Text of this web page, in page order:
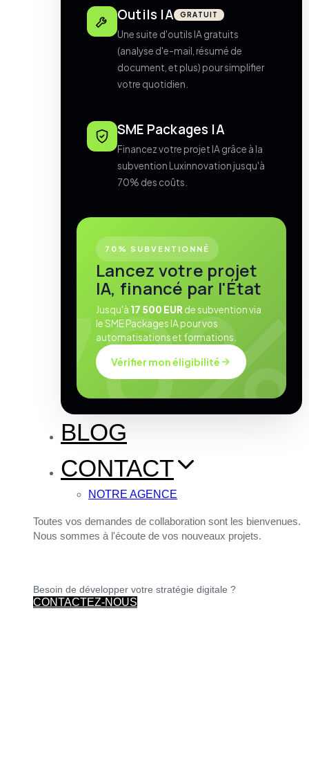
Outils IA GRATUIT
Une suite d'outils IA gratuits
(analyse d'e-mail, résumé de
document, et plus) pour simplifier
votre quotidien.
SME Packages IA
Financez votre projet IA grâce à la
subvention Luxinnovation jusqu'à
70% des coûts.
70% SUBVENTIONNÉ
Lancez votre projet
IA, financé par l'État
Jusqu'à 17 500 EUR de subvention via
le SME Packages IA pour vos
automatisations et formations.
Vérifier mon éligibilité
BLOG
CONTACT
NOTRE AGENCE
Toutes vos demandes de collaboration sont les bienvenues.
Nous sommes à l'écoute de vos nouveaux projets.
Besoin de développer votre stratégie digitale ?
CONTACTEZ-NOUS